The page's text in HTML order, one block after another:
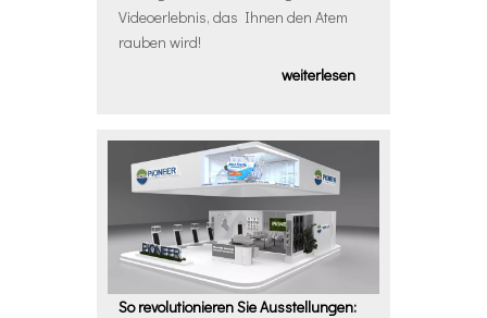
Videoerlebnis, das Ihnen den Atem
rauben wird!
weiterlesen
So revolutionieren Sie Ausstellungen: